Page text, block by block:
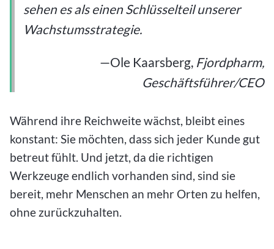
sehen es als einen Schlüsselteil unserer
Wachstumsstrategie.
—Ole Kaarsberg, Fjordpharm,
Geschäftsführer/CEO
Während ihre Reichweite wächst, bleibt eines
konstant: Sie möchten, dass sich jeder Kunde gut
betreut fühlt. Und jetzt, da die richtigen
Werkzeuge endlich vorhanden sind, sind sie
bereit, mehr Menschen an mehr Orten zu helfen,
ohne zurückzuhalten.